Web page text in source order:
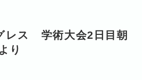
レス 学術大会2日目朝
り